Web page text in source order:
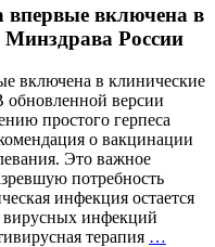
значит?
Учёные
впервые включена в
Минздрава России
включена в клинические
версии
простого герпеса
о вакцинации
Это важное
потребность
инфекция остается
вирусных инфекций
терапия …